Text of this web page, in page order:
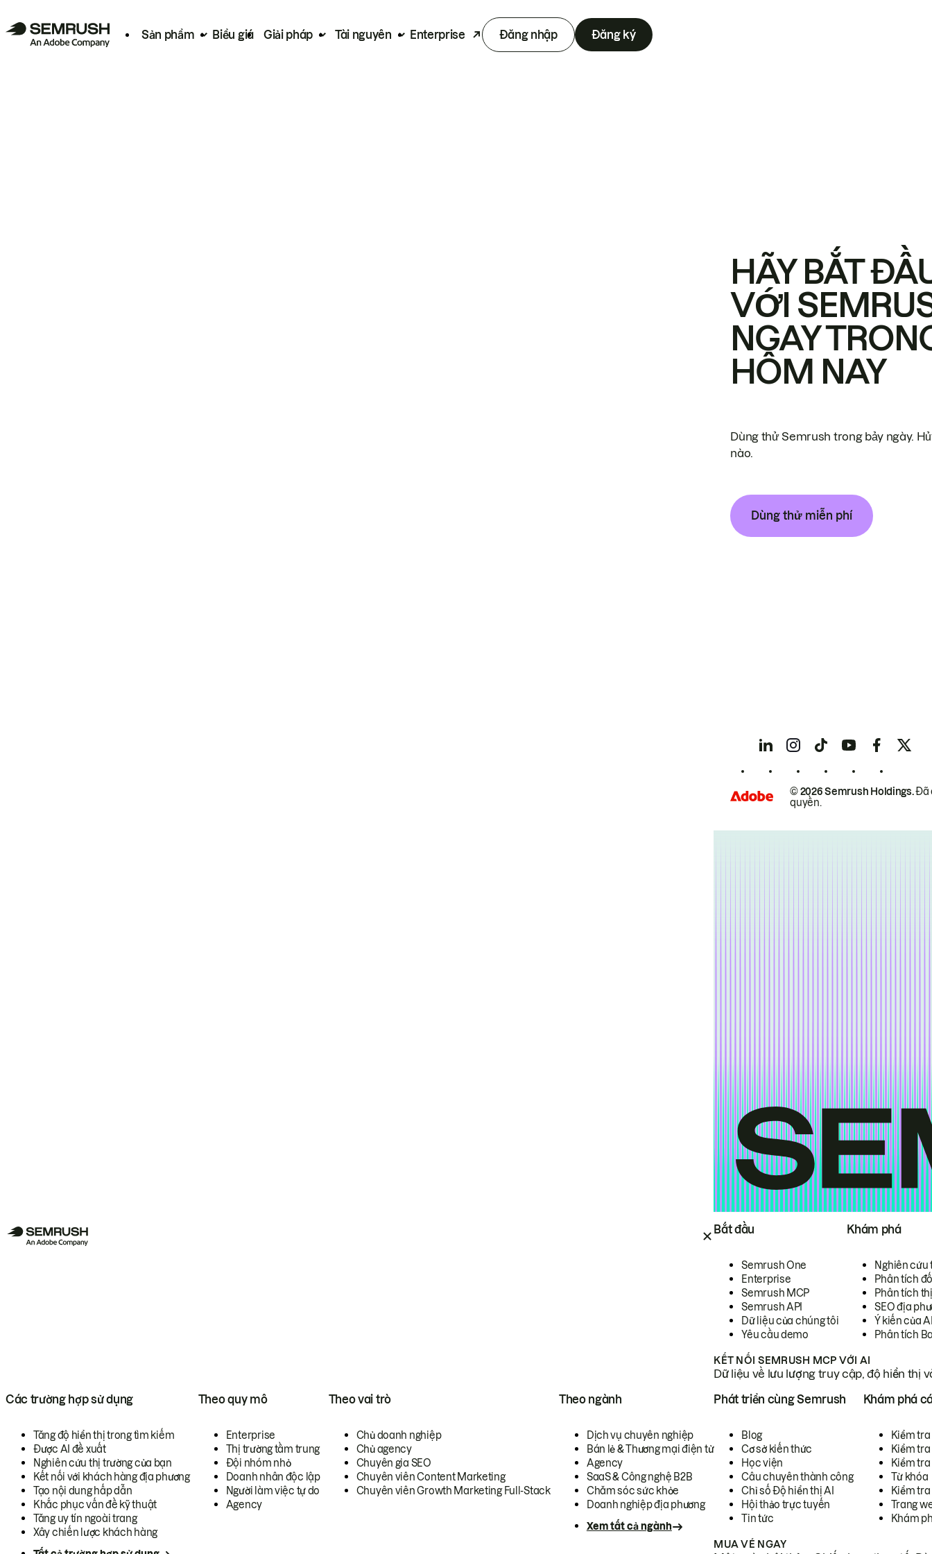
Sản phẩm Biểu giá Giải pháp Tài nguyên Enterprise Đăng nhập Đăng ký
Bắt đầu
Semrush One
Enterprise
Semrush MCP
Semrush API
Dữ liệu của chúng tôi
Yêu cầu demo
Khám phá
Nghiên cứu
Phân tích
Phân tích
SEO địa
Ý kiến của
Phân tích
KẾT NỐI SEMRUSH MCP VỚI AI
Dữ liệu về lưu lượng truy cập, độ hiển thị
Các trường hợp sử dụng
Tăng độ hiển thị trong tìm kiếm
Được AI đề xuất
Nghiên cứu thị trường của bạn
Kết nối với khách hàng địa phương
Tạo nội dung hấp dẫn
Khắc phục vấn đề kỹ thuật
Tăng uy tín ngoài trang
Xây chiến lược khách hàng
Theo quy mô
Enterprise
Thị trường tầm trung
Đội nhóm nhỏ
Doanh nhân độc lập
Người làm việc tự do
Agency
Theo vai trò
Chủ doanh nghiệp
Chủ agency
Chuyên gia SEO
Chuyên viên Content Marketing
Chuyên viên Growth Marketing Full-Stack
Theo ngành
Dịch vụ chuyên nghiệp
Bán lẻ & Thương mại điện tử
Agency
SaaS & Công nghệ B2B
Chăm sóc sức khỏe
Doanh nghiệp địa phương
Xem tất cả ngành
Phát triển cùng Semrush
Blog
Cơ sở kiến thức
Học viện
Câu chuyên thành công
Chỉ số Độ hiển thị AI
Hội thảo trực tuyến
Tin tức
Khám phá
Kiểm
Kiểm tra
Kiểm
Từ khóa
Kiểm
Trang
Khám
MUA VÉ NGAY
HÃY BẮT
VỚI
NGAY
HÔM NAY
Dùng thử Semrush trong bảy ngày.
nào.
Dùng thử miễn phí
© 2026 Semrush Holdings.Đã
quyền.